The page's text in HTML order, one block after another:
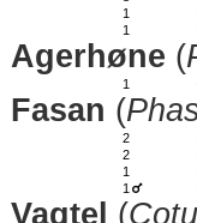
1
1
Agerhøne (
1
Fasan (
2
2
1
1
Vagtel (